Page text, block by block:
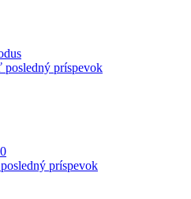
posledný príspevok
príspevok